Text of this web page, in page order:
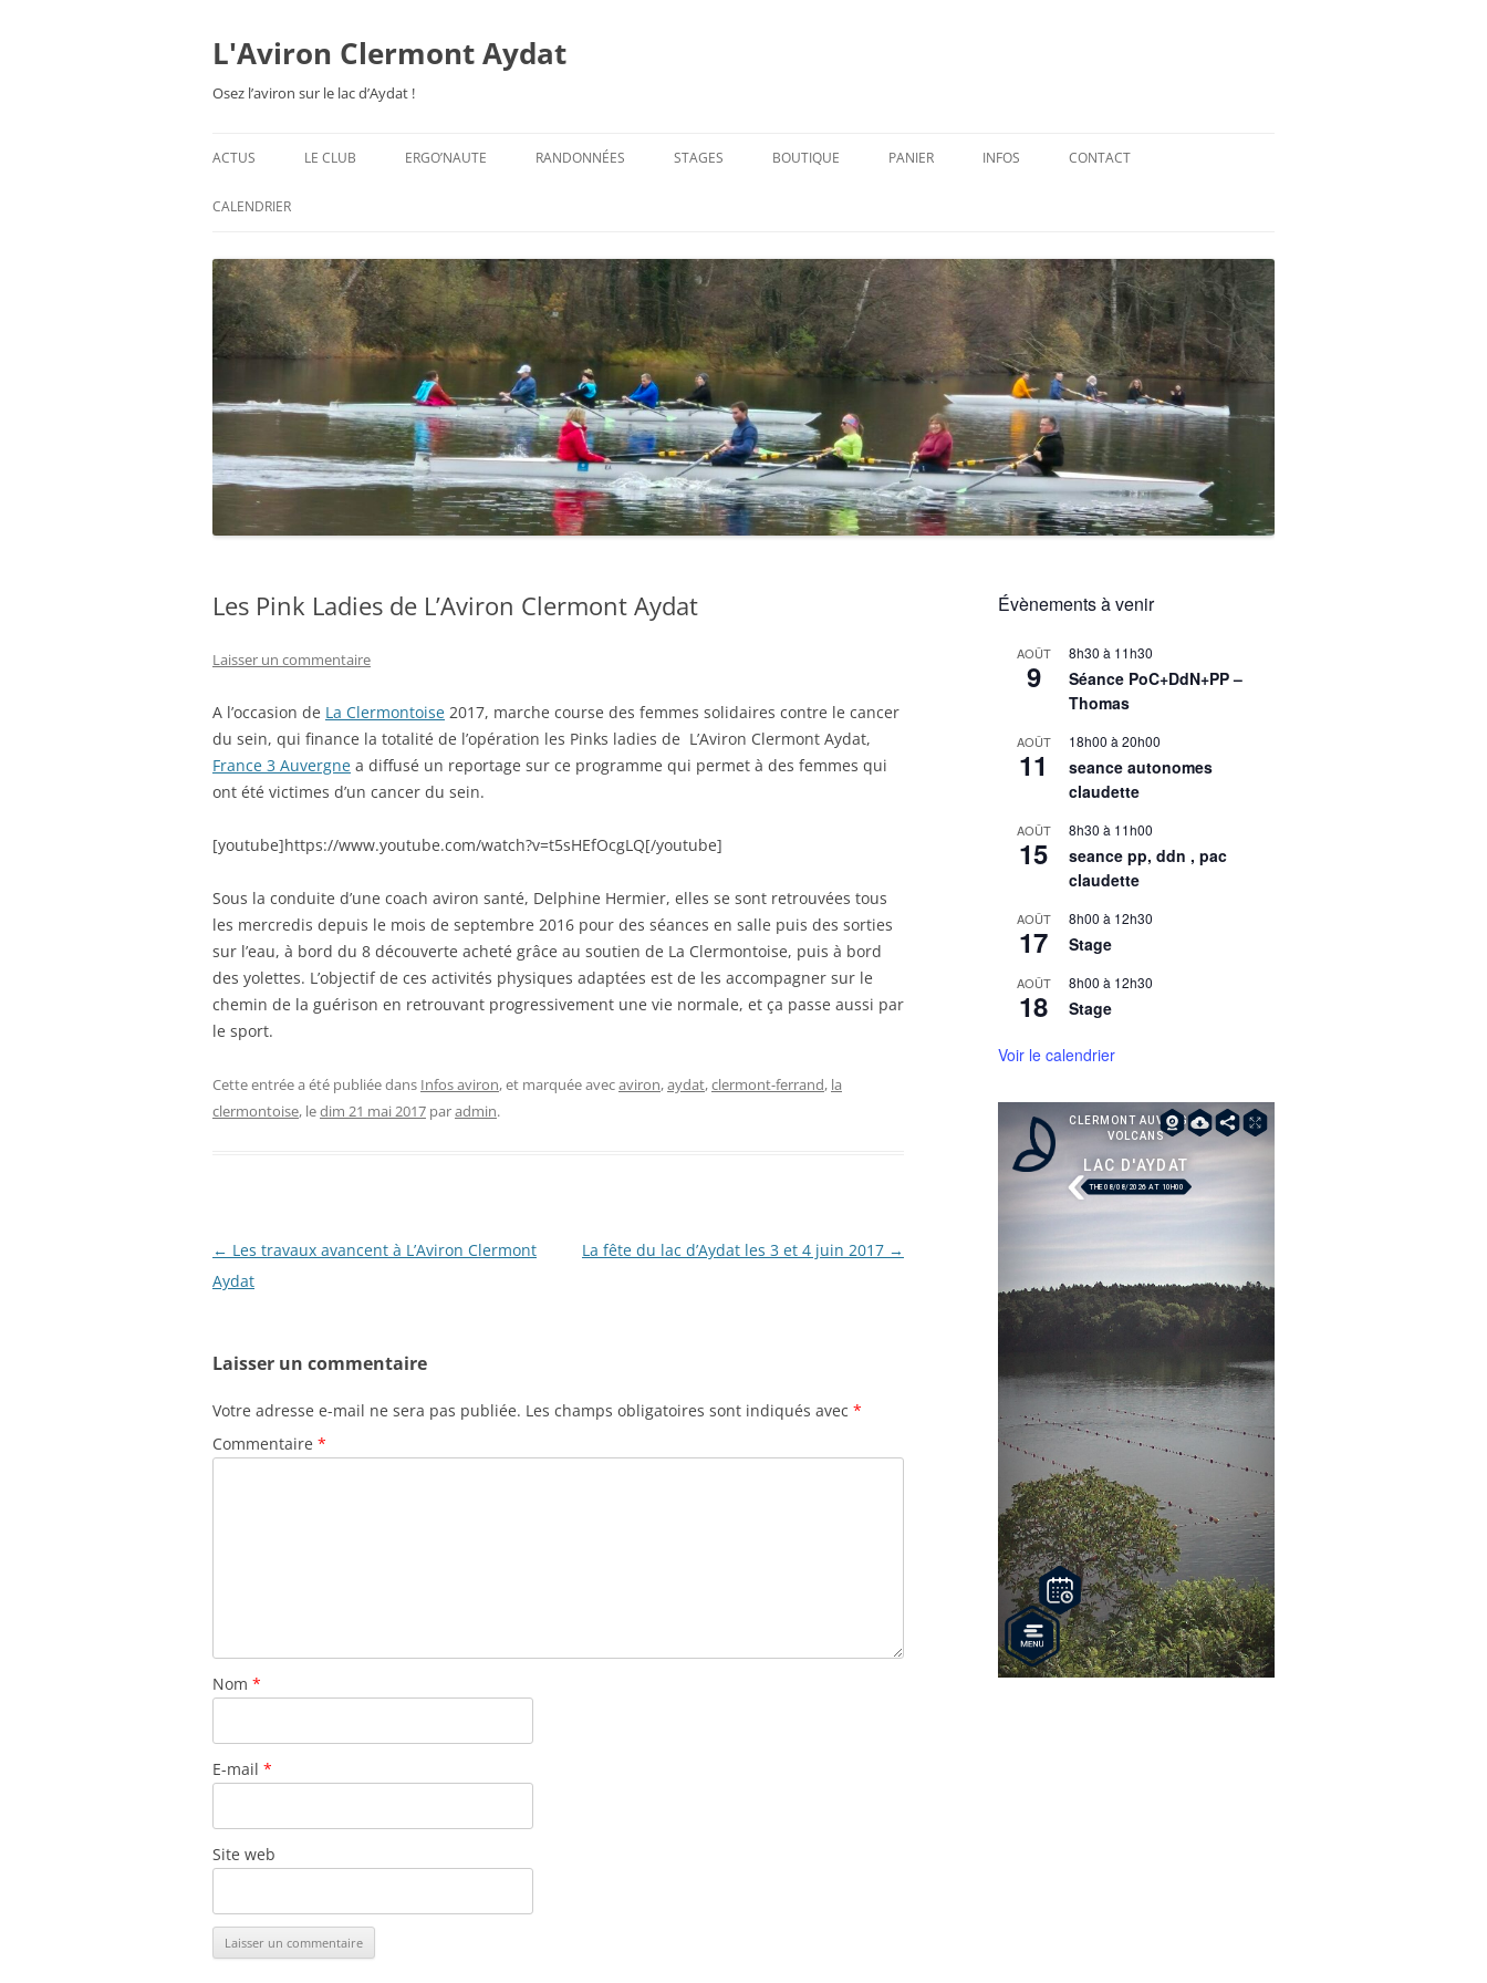
L'Aviron Clermont Aydat
Osez l’aviron sur le lac d’Aydat !
ACTUS LE CLUB
ESPACE ADHÉSION
TARIFS 2026-27
ERGO’NAUTE RANDONNÉES STAGES BOUTIQUE PANIER INFOS
RÉGLEMENT INTÉRIEUR
RÉGLEMENT DE LA FFA
MENTIONS LÉGALES
PARTENAIRES
CONTACT
CALENDRIER
Les Pink Ladies de L’Aviron Clermont Aydat
Laisser un commentaire
A l’occasion de La Clermontoise 2017, marche course des femmes solidaires contre le cancer
du sein, qui finance la totalité de l’opération les Pinks ladies de L’Aviron Clermont Aydat,
France 3 Auvergne a diffusé un reportage sur ce programme qui permet à des femmes qui
ont été victimes d’un cancer du sein.
[youtube]https://www.youtube.com/watch?v=t5sHEfOcgLQ[/youtube]
Sous la conduite d’une coach aviron santé, Delphine Hermier, elles se sont retrouvées tous
les mercredis depuis le mois de septembre 2016 pour des séances en salle puis des sorties
sur l’eau, à bord du 8 découverte acheté grâce au soutien de La Clermontoise, puis à bord
des yolettes. L’objectif de ces activités physiques adaptées est de les accompagner sur le
chemin de la guérison en retrouvant progressivement une vie normale, et ça passe aussi par
le sport.
Cette entrée a été publiée dans Infos aviron, et marquée avecaviron,aydat,clermont-ferrand, la
clermontoise, ledim 21 mai 2017 paradmin.
Navigation
des
← Les travaux avancent à L’Aviron Clermont
Aydat
La fête du lac d’Aydat les 3 et 4 juin 2017 →
Laisser un commentaire
Votre adresse e-mail ne sera pas publiée. Les champs obligatoires sont indiqués avec *
Commentaire *
Nom *
E-mail *
Site web
Évènements à venir
AOÛT
9
8h30 à 11h30
Séance PoC+DdN+PP –
Thomas
AOÛT
11
18h00 à 20h00
seance autonomes
claudette
AOÛT
15
8h30 à 11h00
seance pp, ddn , pac
claudette
AOÛT
17
8h00 à 12h30
Stage
AOÛT
18
8h00 à 12h30
Stage
Voir le calendrier